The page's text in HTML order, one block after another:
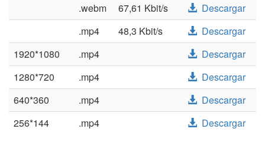
.webm
67,61 Kbit/s
Descargar
.mp4
48,3 Kbit/s
Descargar
1920*1080
.mp4
Descargar
1280*720
.mp4
Descargar
640*360
.mp4
Descargar
256*144
.mp4 Descargar